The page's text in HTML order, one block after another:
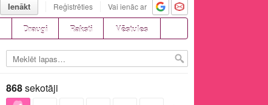
Ienākt Reģistrēties Vai ienāc ar
Draugi Raksti Vēstules
868sekotāji